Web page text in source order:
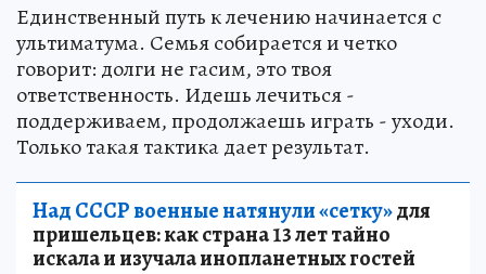
Единственный путь к лечению начинается с
ультиматума. Семья собирается и четко
говорит: долги не гасим, это твоя
ответственность. Идешь лечиться -
поддерживаем, продолжаешь играть - уходи.
Только такая тактика дает результат.
Над СССР военные натянули «сетку»для
пришельцев: как страна 13 лет тайно
искала и изучала инопланетных гостей